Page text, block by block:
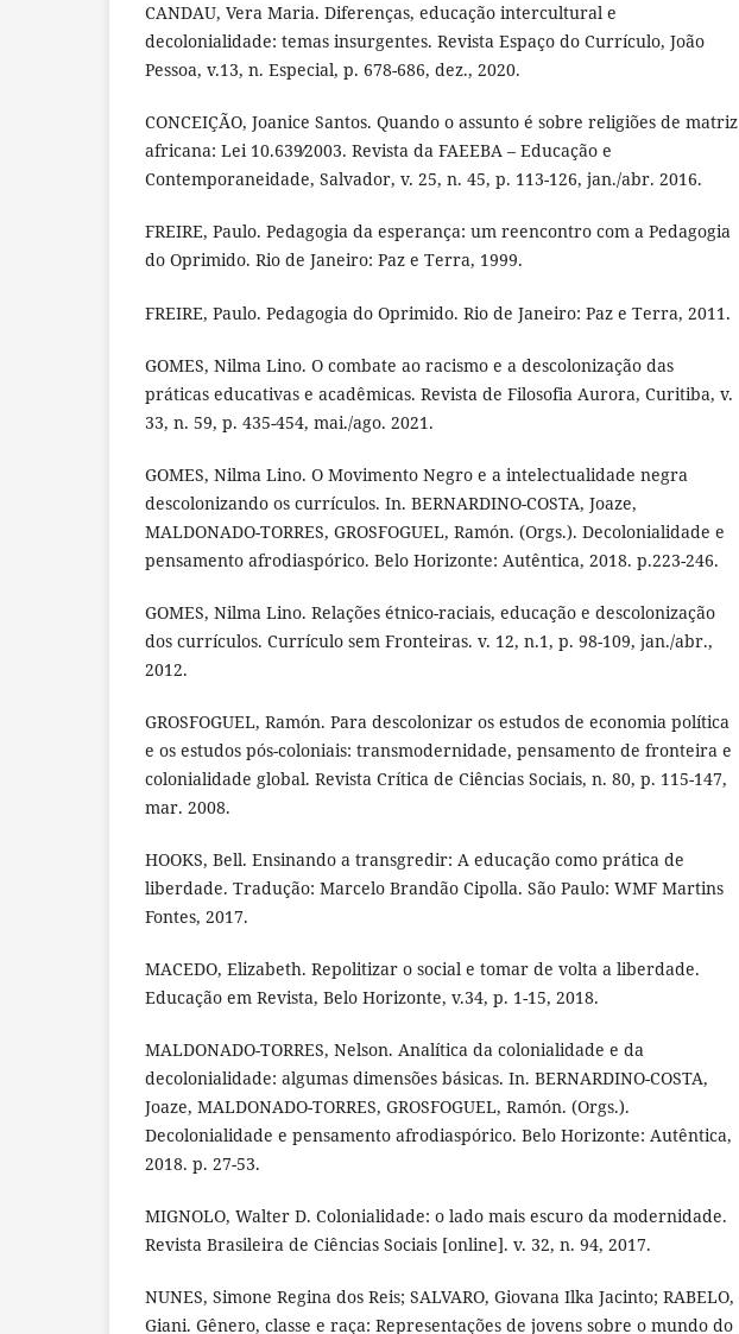
CANDAU, Vera Maria. Diferenças, educação intercultural e
decolonialidade: temas insurgentes. Revista Espaço do Currículo, João
Pessoa, v.13, n. Especial, p. 678-686, dez., 2020.
CONCEIÇÃO, Joanice Santos. Quando o assunto é sobre religiões de matriz
africana: Lei 10.639∕2003. Revista da FAEEBA – Educação e
Contemporaneidade, Salvador, v. 25, n. 45, p. 113-126, jan./abr. 2016.
FREIRE, Paulo. Pedagogia da esperança: um reencontro com a Pedagogia
do Oprimido. Rio de Janeiro: Paz e Terra, 1999.
FREIRE, Paulo. Pedagogia do Oprimido. Rio de Janeiro: Paz e Terra, 2011.
GOMES, Nilma Lino. O combate ao racismo e a descolonização das
práticas educativas e acadêmicas. Revista de Filosofia Aurora, Curitiba, v.
33, n. 59, p. 435-454, mai./ago. 2021.
GOMES, Nilma Lino. O Movimento Negro e a intelectualidade negra
descolonizando os currículos. In. BERNARDINO-COSTA, Joaze,
MALDONADO-TORRES, GROSFOGUEL, Ramón. (Orgs.). Decolonialidade e
pensamento afrodiaspórico. Belo Horizonte: Autêntica, 2018. p.223-246.
GOMES, Nilma Lino. Relações étnico-raciais, educação e descolonização
dos currículos. Currículo sem Fronteiras. v. 12, n.1, p. 98-109, jan./abr.,
2012.
GROSFOGUEL, Ramón. Para descolonizar os estudos de economia política
e os estudos pós-coloniais: transmodernidade, pensamento de fronteira e
colonialidade global. Revista Crítica de Ciências Sociais, n. 80, p. 115-147,
mar. 2008.
HOOKS, Bell. Ensinando a transgredir: A educação como prática de
liberdade. Tradução: Marcelo Brandão Cipolla. São Paulo: WMF Martins
Fontes, 2017.
MACEDO, Elizabeth. Repolitizar o social e tomar de volta a liberdade.
Educação em Revista, Belo Horizonte, v.34, p. 1-15, 2018.
MALDONADO-TORRES, Nelson. Analítica da colonialidade e da
decolonialidade: algumas dimensões básicas. In. BERNARDINO-COSTA,
Joaze, MALDONADO-TORRES, GROSFOGUEL, Ramón. (Orgs.).
Decolonialidade e pensamento afrodiaspórico. Belo Horizonte: Autêntica,
2018. p. 27-53.
MIGNOLO, Walter D. Colonialidade: o lado mais escuro da modernidade.
Revista Brasileira de Ciências Sociais [online]. v. 32, n. 94, 2017.
NUNES, Simone Regina dos Reis; SALVARO, Giovana Ilka Jacinto; RABELO,
Giani. Gênero, classe e raça: Representações de jovens sobre o mundo do